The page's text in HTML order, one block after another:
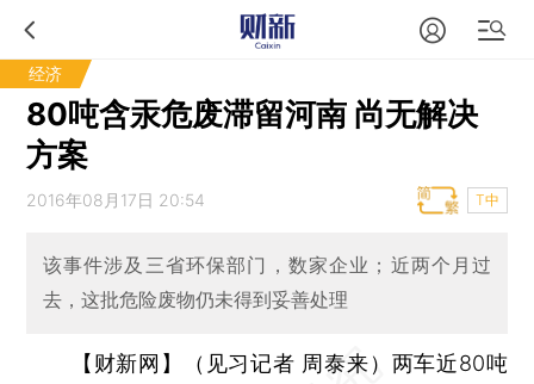
经济
80吨含汞危废滞留河南 尚无解决
方案
2016年08月17日 20:54 T中
该事件涉及三省环保部门，数家企业；近两个月过
去，这批危险废物仍未得到妥善处理
【财新网】（见习记者 周泰来） 两车近80吨